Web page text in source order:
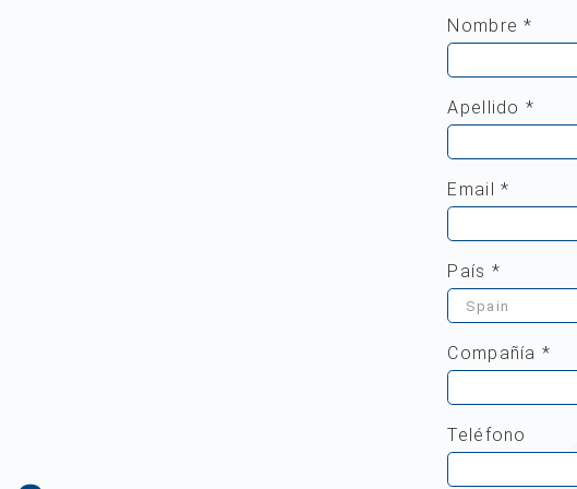
Nombre *
Apellido *
Email *
País *
Compañía *
Teléfono